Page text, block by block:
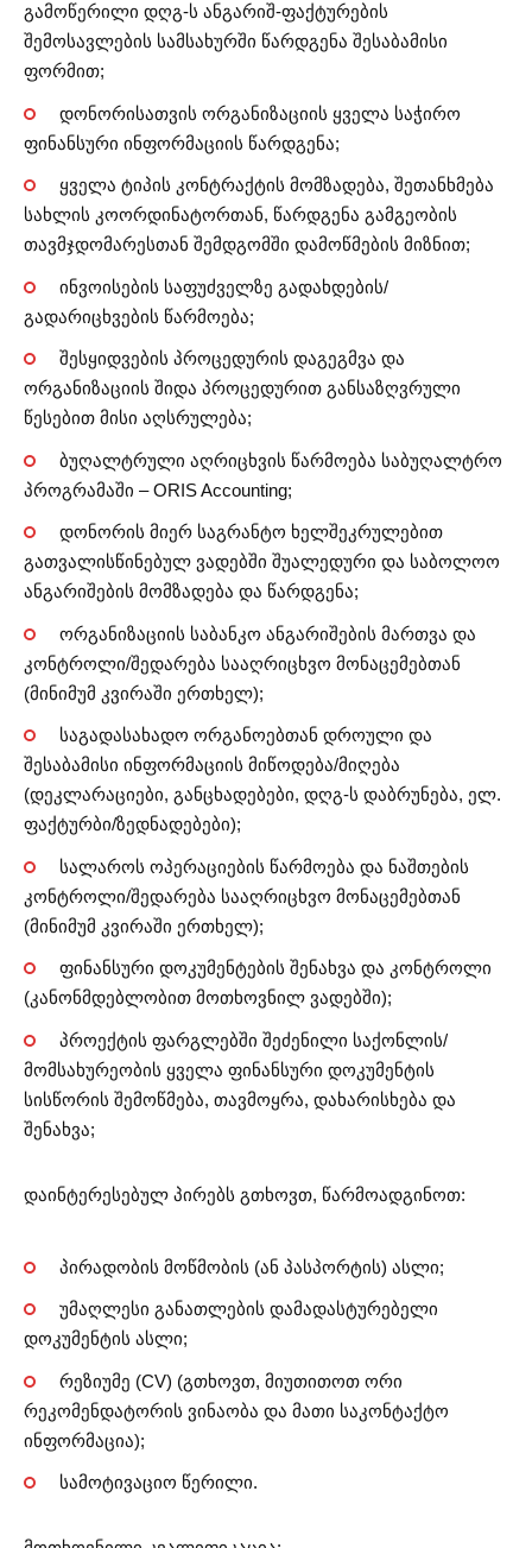
გამოწერილი დღგ-ს ანგარიშ-ფაქტურების
შემოსავლების სამსახურში წარდგენა შესაბამისი
ფორმით;
დონორისათვის ორგანიზაციის ყველა საჭირო
ფინანსური ინფორმაციის წარდგენა;
ყველა ტიპის კონტრაქტის მომზადება, შეთანხმება
სახლის კოორდინატორთან, წარდგენა გამგეობის
თავმჯდომარესთან შემდგომში დამოწმების მიზნით;
ინვოისების საფუძველზე გადახდების/
გადარიცხვების წარმოება;
შესყიდვების პროცედურის დაგეგმვა და
ორგანიზაციის შიდა პროცედურით განსაზღვრული
წესებით მისი აღსრულება;
ბუღალტრული აღრიცხვის წარმოება საბუღალტრო
პროგრამაში – ORIS Accounting;
დონორის მიერ საგრანტო ხელშეკრულებით
გათვალისწინებულ ვადებში შუალედური და საბოლოო
ანგარიშების მომზადება და წარდგენა;
ორგანიზაციის საბანკო ანგარიშების მართვა და
კონტროლი/შედარება სააღრიცხვო მონაცემებთან
(მინიმუმ კვირაში ერთხელ);
საგადასახადო ორგანოებთან დროული და
შესაბამისი ინფორმაციის მიწოდება/მიღება
(დეკლარაციები, განცხადებები, დღგ-ს დაბრუნება, ელ.
ფაქტურბი/ზედნადებები);
სალაროს ოპერაციების წარმოება და ნაშთების
კონტროლი/შედარება სააღრიცხვო მონაცემებთან
(მინიმუმ კვირაში ერთხელ);
ფინანსური დოკუმენტების შენახვა და კონტროლი
(კანონმდებლობით მოთხოვნილ ვადებში);
პროექტის ფარგლებში შეძენილი საქონლის/
მომსახურეობის ყველა ფინანსური დოკუმენტის
სისწორის შემოწმება, თავმოყრა, დახარისხება და
შენახვა;
დაინტერესებულ პირებს გთხოვთ, წარმოადგინოთ:
პირადობის მოწმობის (ან პასპორტის) ასლი;
უმაღლესი განათლების დამადასტურებელი
დოკუმენტის ასლი;
რეზიუმე (CV) (გთხოვთ, მიუთითოთ ორი
რეკომენდატორის ვინაობა და მათი საკონტაქტო
ინფორმაცია);
სამოტივაციო წერილი.